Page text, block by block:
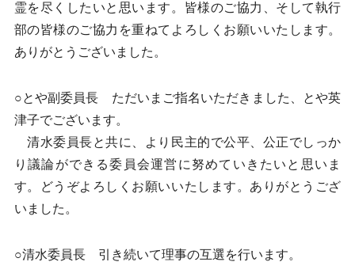
霊を尽くしたいと思います。皆様のご協力、そして執行
部の皆様のご協力を重ねてよろしくお願いいたします。
ありがとうございました。
○とや副委員長 ただいまご指名いただきました、とや英
津子でございます。
清水委員長と共に、より民主的で公平、公正でしっか
り議論ができる委員会運営に努めていきたいと思いま
す。どうぞよろしくお願いいたします。ありがとうござ
いました。
○清水委員長 引き続いて理事の互選を行います。